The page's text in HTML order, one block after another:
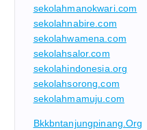
sekolahmanokwari.com
sekolahnabire.com
sekolahwamena.com
sekolahsalor.com
sekolahindonesia.org
sekolahsorong.com
sekolahmamuju.com
Bkkbntanjungpinang.org